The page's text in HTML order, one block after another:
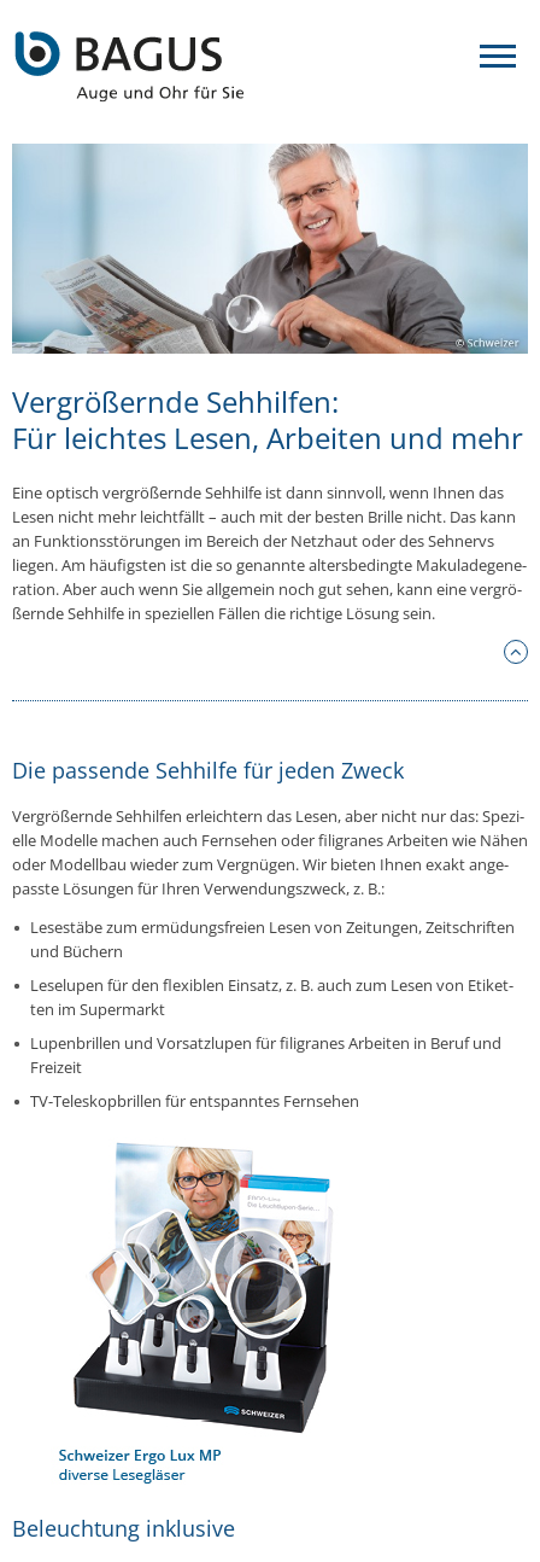
Vergrößernde Sehhilfen:
Für leichtes Lesen, Arbeiten und mehr
Eine optisch ver­grö­ßern­de Seh­hil­fe ist dann sinn­voll, wenn Ihnen das
Lesen nicht mehr leicht­fällt – auch mit der besten Brille nicht. Das kann
an Funk­ti­ons­stö­run­gen im Bereich der Netz­haut oder des Seh­nervs
liegen. Am häu­figs­ten ist die so ge­nann­te al­ters­be­ding­te Ma­ku­la­de­ge­ne­
ra­ti­on. Aber auch wenn Sie all­ge­mein noch gut sehen, kann eine ver­grö­
ßern­de Seh­hil­fe in spe­zi­el­len Fällen die rich­ti­ge Lösung sein.
Die passende Sehhilfe für jeden Zweck
Ver­grö­ßern­de Seh­hil­fen er­leich­tern das Lesen, aber nicht nur das: Spe­zi­
el­le Modelle machen auch Fern­se­hen oder fi­li­gra­nes Ar­bei­ten wie Nähen
oder Mo­dell­bau wieder zum Ver­gnü­gen. Wir bieten Ihnen exakt an­ge­
pass­te Lö­sun­gen für Ihren Ver­wen­dungs­zweck, z. B.:
Le­se­stä­be zum er­mü­dungs­frei­en Lesen von Zei­tun­gen, Zeit­schrif­ten
und Büchern
Le­se­lu­pen für den fle­xi­blen Einsatz, z. B. auch zum Lesen von Eti­ket­
ten im Su­per­markt
Lu­pen­bril­len und Vor­satz­lu­pen für fi­li­gra­nes Ar­bei­ten in Beruf und
Frei­zeit
TV-Te­le­skop­bril­len für ent­spann­tes Fern­se­hen
Beleuchtung inklusive